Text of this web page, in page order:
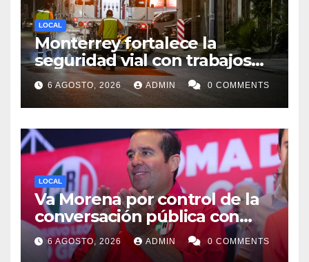
LOCAL
Monterrey fortalece la
seguridad vial con trabajos
de delimitación de carriles en
Paseo de los Leones
6 AGOSTO, 2026 ADMIN 0 COMMENTS
LOCAL
Va Morena por control de la
conversación pública con
nueva Ley mordaza: José Luis
Garza Ochoa
6 AGOSTO, 2026 ADMIN 0 COMMENTS